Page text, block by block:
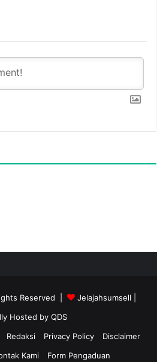
Reserved | Jelajahsumsell
Hosted by QDS
Redaksi Privacy Policy
Disclaimer
Kami Form Pengaduan